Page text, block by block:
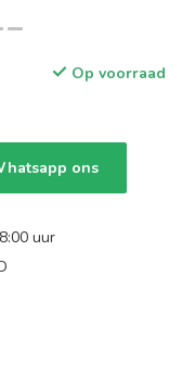
Op voorraad
ons
uur